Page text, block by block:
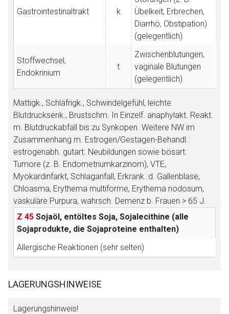
Gastrointestinaltrakt k
Übelkeit, Erbrechen,
Diarrhö, Obstipation)
(gelegentlich)
Stoffwechsel,
Endokrinium
t
Zwischenblutungen,
vaginale Blutungen
(gelegentlich)
Mattigk., Schläfrigk., Schwindelgefühl, leichte
Blutdrucksenk., Brustschm. In Einzelf. anaphylakt. Reakt.
m. Blutdruckabfall bis zu Synkopen. Weitere NW im
Zusammenhang m. Estrogen/Gestagen-Behandl.:
estrogenabh. gutart. Neubildungen sowie bösart.
Tumore (z. B. Endometriumkarzinom), VTE,
Myokardinfarkt, Schlaganfall, Erkrank. d. Gallenblase,
Chloasma, Erythema multiforme, Erythema nodosum,
vaskuläre Purpura, wahrsch. Demenz b. Frauen > 65 J.
Z 45 Sojaöl, entöltes Soja, Sojalecithine (alle
Sojaprodukte, die Sojaproteine enthalten)
Allergische Reaktionen (sehr selten)
LAGERUNGSHINWEISE
Lagerungshinweis!